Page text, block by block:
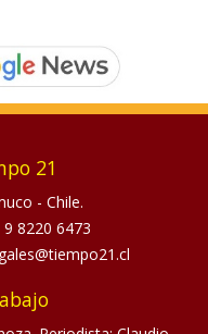
21
- Chile.
9 8220 6473